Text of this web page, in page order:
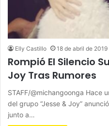
Elly Castillo 18 de abril de 2019
Rompió El Silencio
Joy Tras Rumores
STAFF/@michangoonga Hace
del grupo “Jesse & Joy”
junto a…